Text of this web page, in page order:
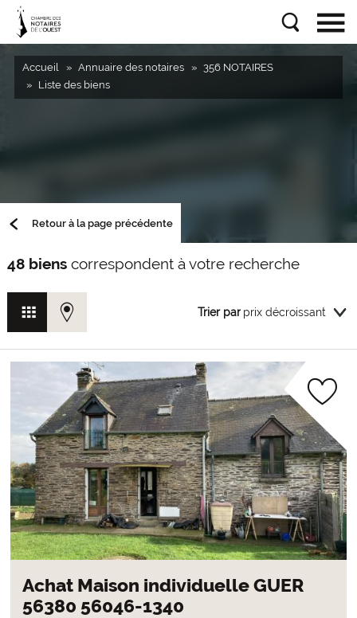
Accueil Annuaire des notaires
356 NOTAIRES
Liste des biens
Retour à la page précédente
48 bienscorrespondent à votre recherche
Trier par
Achat Maison individuelle GUER
56380 56046-1340